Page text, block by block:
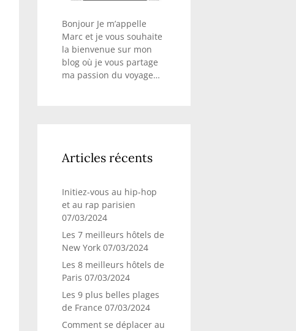
Bonjour Je m’appelle
Marc et je vous souhaite
la bienvenue sur mon
blog où je vous partage
ma passion du voyage…
Articles récents
Initiez-vous au hip-hop
et au rap parisien
07/03/2024
Les 7 meilleurs hôtels de
New York 07/03/2024
Les 8 meilleurs hôtels de
Paris 07/03/2024
Les 9 plus belles plages
de France 07/03/2024
Comment se déplacer au